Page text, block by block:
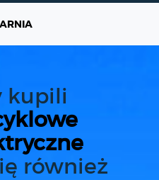
kupili
również